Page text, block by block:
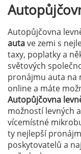
Autopůjčovna
autave zemi s
taxy, poplatky a
světových
pronájmu auta na
online a máte
Autopůjčovna
možností levných
vícemístné
ty nejlepší
poskytovatelů a